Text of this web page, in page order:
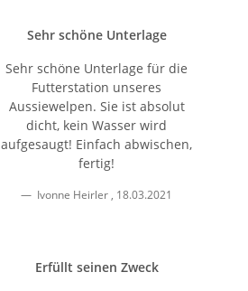
Sehr schöne Unterlage
Sehr schöne Unterlage für die
Futterstation unseres
Aussiewelpen. Sie ist absolut
dicht, kein Wasser wird
aufgesaugt! Einfach abwischen,
fertig!
Ivonne Heirler, 18.03.2021
Erfüllt seinen Zweck